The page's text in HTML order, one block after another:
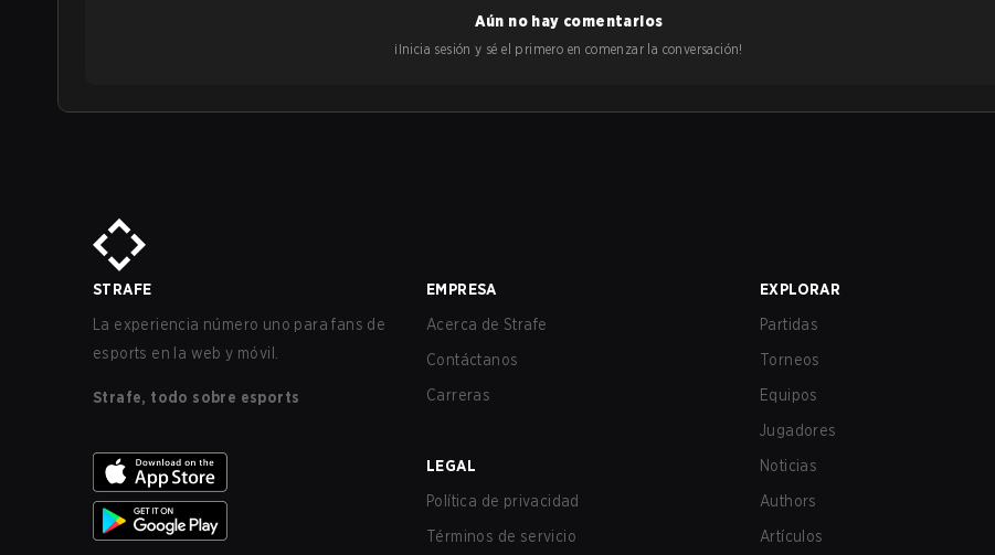
Aún no hay comentarios
¡Inicia sesión y sé el primero en comenzar la conversación!
STRAFE
La experiencia número uno para fans de
esports en la web y móvil.
Strafe, todo sobre esports
EMPRESA
Acerca de Strafe
Contáctanos
Carreras
LEGAL
Política de privacidad
Términos de servicio
EXPLORAR
Partidas
Torneos
Equipos
Jugadores
Noticias
Authors
Artículos